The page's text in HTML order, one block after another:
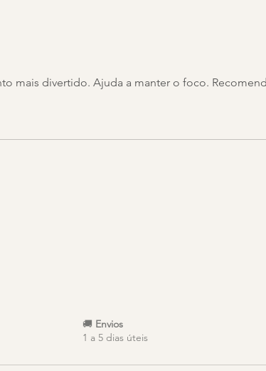
mais divertido. Ajuda a manter o foco.
🚚 Envios
1 a 5 dias úteis